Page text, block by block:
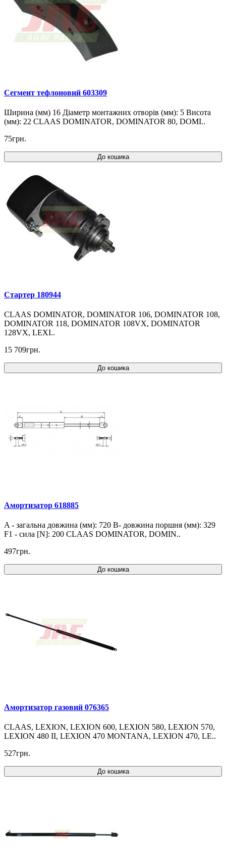
Cегмент тефлоновий 603309
Ширина (мм) 16 Діаметр монтажних отворів (мм): 5 Висота
(мм): 22 CLAAS DOMINATOR, DOMINATOR 80, DOMI..
75грн.
До кошика
Cтартер 180944
CLAAS DOMINATOR, DOMINATOR 106, DOMINATOR 108,
DOMINATOR 118, DOMINATOR 108VX, DOMINATOR
128VX, LEXI..
15 709грн.
До кошика
Амортизатор 618885
A - загальна довжина (мм): 720 B- довжина поршня (мм): 329
F1 - сила [N]: 200 CLAAS DOMINATOR, DOMIN..
497грн.
До кошика
Амортизатор газовий 076365
CLAAS, LEXION, LEXION 600, LEXION 580, LEXION 570,
LEXION 480 II, LEXION 470 MONTANA, LEXION 470, LE..
527грн.
До кошика